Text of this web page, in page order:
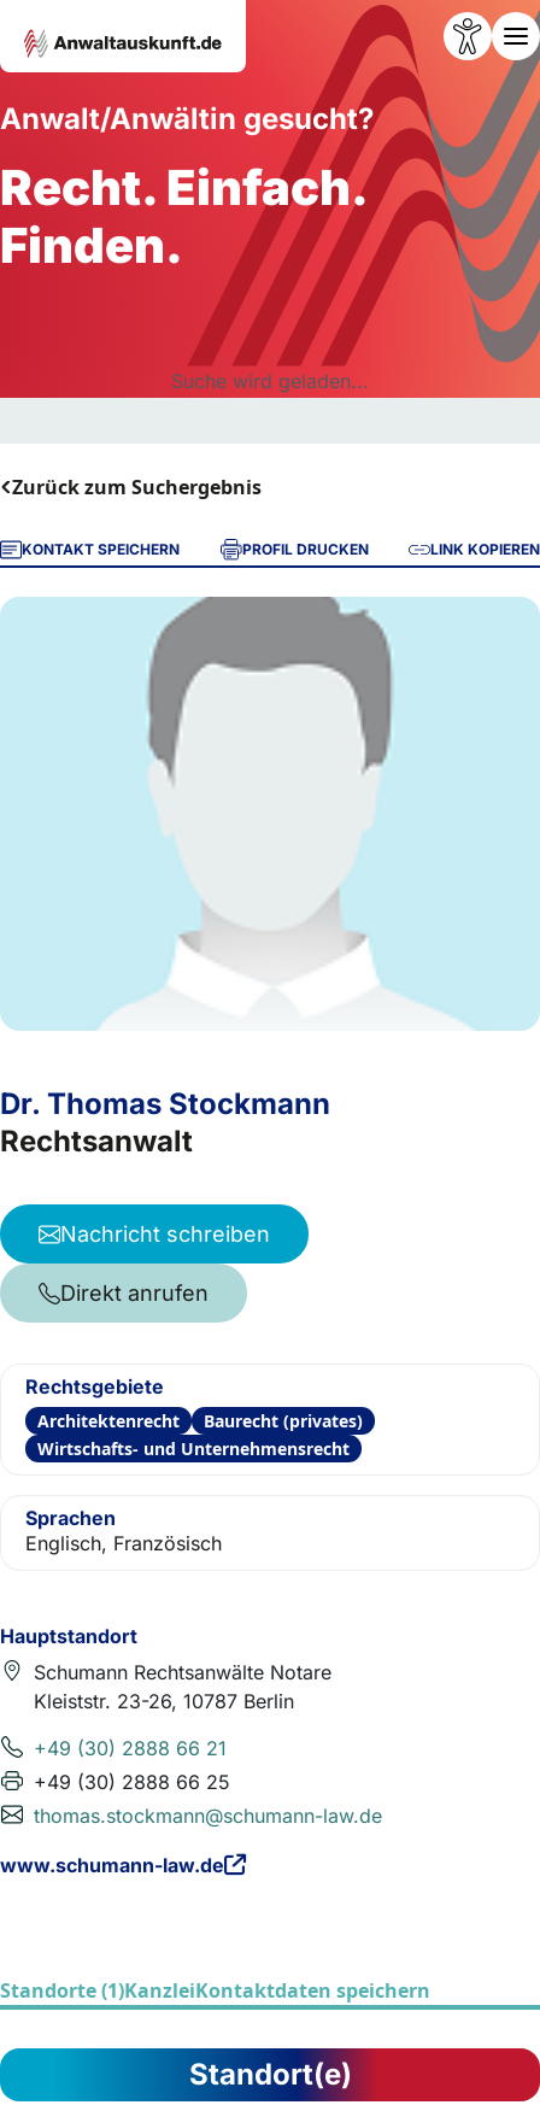
Anwalt/Anwältin gesucht?
Recht. Einfach.
Finden.
Suche wird geladen...
Zurück zum Suchergebnis
KONTAKT SPEICHERN PROFIL DRUCKEN LINK KOPIEREN
Hauptstandort
Schumann Rechtsanwälte Notare
Kleiststr. 23-26, 10787 Berlin
+49 (30) 2888 66 21
+49 (30) 2888 66 25
thomas.stockmann@schumann-law.de
www.schumann-law.de
Dr. Thomas Stockmann
Rechtsanwalt
Nachricht schreiben
Direkt anrufen
Rechtsgebiete
Architektenrecht
Baurecht (privates)
Wirtschafts- und Unternehmensrecht
Sprachen
Englisch, Französisch
Standorte (1)KanzleiKontaktdaten speichern
Standort(e)